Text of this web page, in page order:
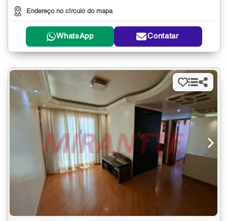
Endereço no círculo do mapa
WhatsApp Contatar